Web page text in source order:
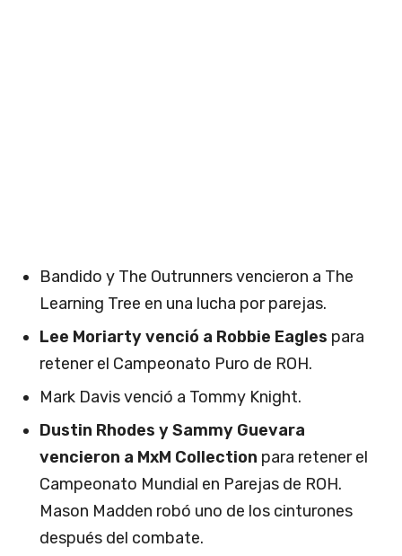
Bandido y The Outrunners vencieron a The
Learning Tree en una lucha por parejas.
Lee Moriarty venció a Robbie Eagles para
retener el Campeonato Puro de ROH.
Mark Davis venció a Tommy Knight.
Dustin Rhodes y Sammy Guevara
vencieron a MxM Collection para retener el
Campeonato Mundial en Parejas de ROH.
Mason Madden robó uno de los cinturones
después del combate.